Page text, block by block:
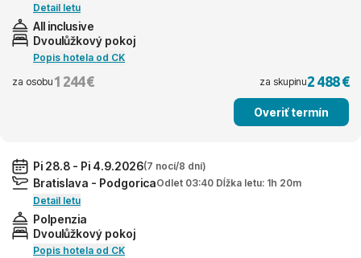
Detail letu
All inclusive
Dvoulůžkový pokoj
Popis hotela od CK
za osobu 1 244 € za skupinu2 488 €
Overiť termín
Pi 28.8 - Pi 4.9.2026(7 nocí/8 dní)
Bratislava - PodgoricaOdlet 03:40 Dĺžka letu: 1h 20m
Detail letu
Polpenzia
Dvoulůžkový pokoj
Popis hotela od CK